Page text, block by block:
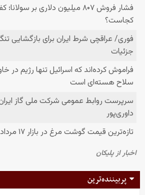
پربیننده‌ترین